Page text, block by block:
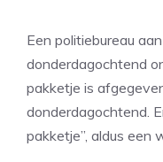
Een politiebureau
donderdagochtend
pakketje is
donderdagochtend.
pakketje”, aldus een